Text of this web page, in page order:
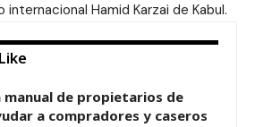
internacional Hamid Karzai de Kabul.
manual de propietarios de
a compradores y caseros